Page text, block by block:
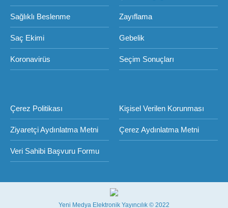
Sağlıklı Beslenme Zayıflama
Saç Ekimi Gebelik
Koronavirüs Seçim Sonuçları
Çerez Politikası Kişisel Verilen Korunması
Ziyaretçi Aydınlatma Metni Çerez Aydınlatma Metni
Veri Sahibi Başvuru Formu
Yeni Medya Elektronik Yayıncılık © 2022